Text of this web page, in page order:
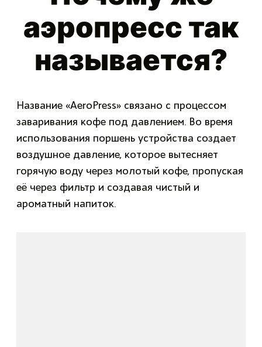
аэропресс так
называется?
Название «AeroPress» связано с процессом
заваривания кофе под давлением. Во время
использования поршень устройства создает
воздушное давление, которое вытесняет
горячую воду через молотый кофе, пропуская
её через фильтр и создавая чистый и
ароматный напиток.